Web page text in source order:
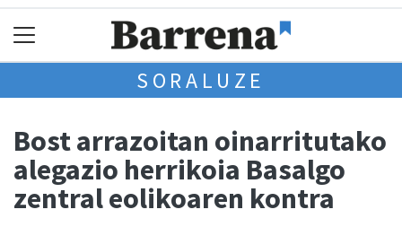
SORALUZE
Bost arrazoitan oinarritutako
alegazio herrikoia Basalgo
zentral eolikoaren kontra